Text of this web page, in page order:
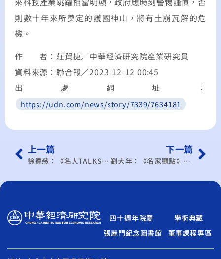
則數十年來所奠定的護國神山，將有土崩瓦解的危
機。
作 者：莊貿捷／中華經濟研究院產業研究員
資料來源：聯合報／2023-12-12 00:45
出處網址：
https://udn.com/news/story/7339/7634181
上一篇
徐遵慈：《名人TALKS》爭取加入美歐關鍵礦物供應鏈
下一篇
劉大年：《名家觀點》ECFA與CPTPP
四十週年院慶
學術典藏
張麗門紀念圖書館
董事課程專區